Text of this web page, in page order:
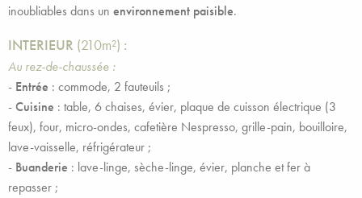
inoubliables dans un environnement paisible.
INTERIEUR (210m²) :
Au rez-de-chaussée :
- Entrée : commode, 2 fauteuils ;
-Cuisine : table, 6 chaises, évier, plaque de cuisson électrique (3
feux), four, micro-ondes, cafetière Nespresso, grille-pain, bouilloire,
lave-vaisselle, réfrigérateur ;
- Buanderie : lave-linge, sèche-linge, évier, planche et fer à
repasser ;